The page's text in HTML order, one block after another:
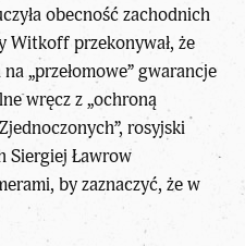
obecność zachodnich
Witkoff przekonywał, że
„przełomowe” gwarancje
wręcz z „ochroną
rosyjski
Siergiej Ławrow
by zaznaczyć, że w